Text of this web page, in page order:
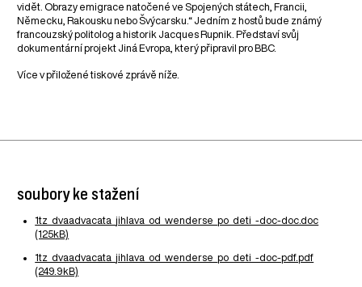
vidět. Obrazy emigrace natočené ve Spojených státech, Francii,
Německu, Rakousku nebo Švýcarsku.“ Jedním z hostů bude známý
francouzský politolog a historik Jacques Rupnik. Představí svůj
dokumentární projekt Jiná Evropa, který připravil pro BBC.
Více v přiložené tiskové zprávě níže.
soubory ke stažení
1tz_dvaadvacata_jihlava_od_wenderse_po_deti_-doc-doc.doc
(125kB)
1tz_dvaadvacata_jihlava_od_wenderse_po_deti_-doc-pdf.pdf
(249.9kB)